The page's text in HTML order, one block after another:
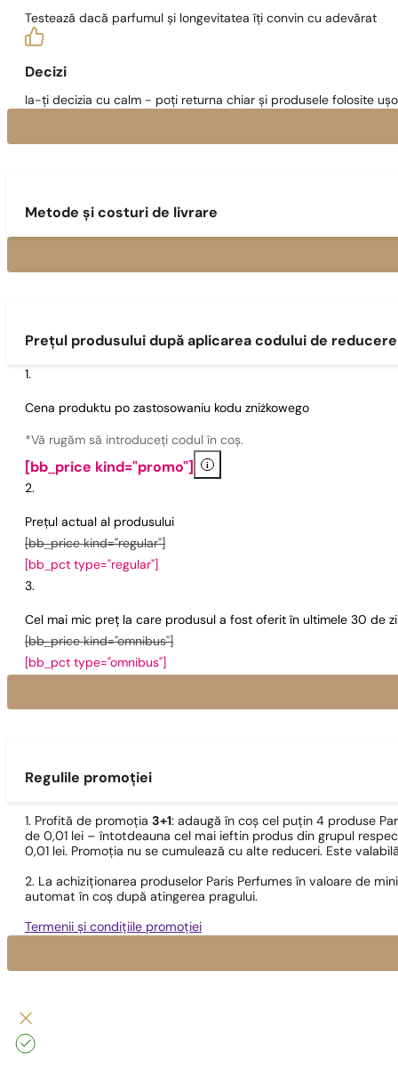
Testează dacă parfumul și longevitatea îți convin cu adevărat
Decizi
Ia-ți decizia cu calm - poți returna chiar și produsele folosite
Metode și costuri de livrare
Prețul produsului după aplicarea codului de reducere
Cena produktu po zastosowaniu kodu zniżkowego
*Vă rugăm să introduceți codul în coș.
[bb_price kind="promo"] i
Prețul actual al produsului
[bb_price kind="regular"]
[bb_pct type="regular"]
Cel mai mic preț la care produsul a fost oferit în ultimele 30 de
[bb_price kind="omnibus"]
[bb_pct type="omnibus"]
Regulile promoției
1. Profită de promoția 3+1: adaugă în coș cel puțin 4 produse
de 0,01 lei – întotdeauna cel mai ieftin produs din grupul
0,01 lei. Promoția nu se cumulează cu alte reduceri. Este
2. La achiziționarea produselor Paris Perfumes în valoare de
automat în coș după atingerea pragului.
Termenii și condițiile promoției